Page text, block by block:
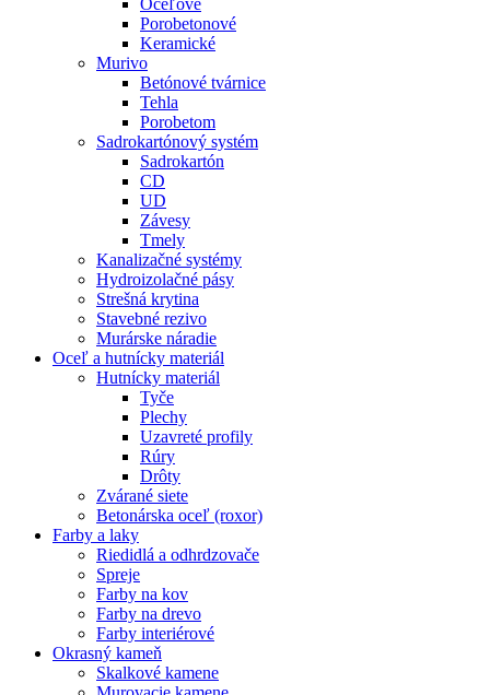
Oceľové
Porobetonové
Keramické
Murivo
Betónové tvárnice
Tehla
Porobetom
Sadrokartónový systém
Sadrokartón
CD
UD
Závesy
Tmely
Kanalizačné systémy
Hydroizolačné pásy
Strešná krytina
Stavebné rezivo
Murárske náradie
Oceľ a hutnícky materiál
Hutnícky materiál
Tyče
Plechy
Uzavreté profily
Rúry
Drôty
Zvárané siete
Betonárska oceľ (roxor)
Farby a laky
Riedidlá a odhrdzovače
Spreje
Farby na kov
Farby na drevo
Farby interiérové
Okrasný kameň
Skalkové kamene